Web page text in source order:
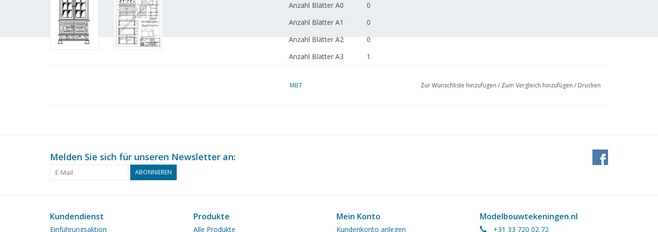
Anzahl Blätter A0
0
Anzahl Blätter A1
0
Anzahl Blätter A2
0
Anzahl Blätter A3
1
Gesamtzahl Blätter
MBT Zur Wunschliste hinzufügen / Zum Vergleich hinzufügen / Drucken
Melden Sie sich für unseren Newsletter an:
ABONNIEREN
Kundendienst
Einführungsaktion
Produkte
Alle Produkte
Mein Konto
Kundenkonto anlegen
Modelbouwtekeningen.nl
+31 33 720 02 72